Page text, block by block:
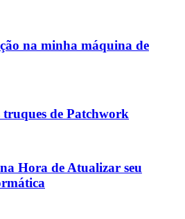
na minha máquina de
de Patchwork
Hora de Atualizar seu